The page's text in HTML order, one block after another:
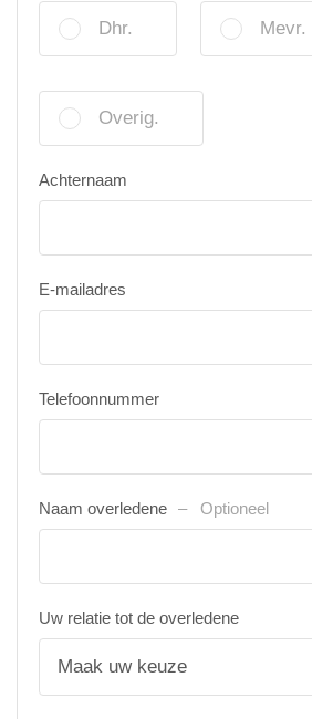
Dhr. Mevr.
Overig.
Achternaam
E-mailadres
Telefoonnummer
Naam overledene Optioneel
Uw relatie tot de overledene